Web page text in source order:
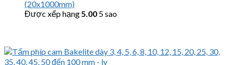
(20x1000mm)
Được xếp hạng5.00 5 sao